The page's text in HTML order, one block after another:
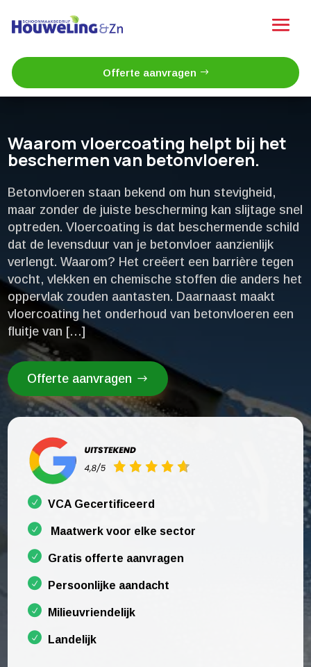
Offerte aanvragen
Waarom vloercoating helpt bij het
beschermen van betonvloeren.​
Betonvloeren staan bekend om hun stevigheid,
maar zonder de juiste bescherming kan slijtage snel
optreden.​ Vloercoating is dat beschermende schild
dat de levensduur van je betonvloer aanzienlijk
verlengt.​ Waarom? Het creëert een barrière tegen
vocht, vlekken en chemische stoffen die anders het
oppervlak zouden aantasten.​ Daarnaast maakt
vloercoating het onderhoud van betonvloeren een
fluitje van […]
Offerte aanvragen
VCA Gecertificeerd
Maatwerk voor elke sector
Gratis offerte aanvragen
Persoonlijke aandacht
Milieuvriendelijk
Landelijk